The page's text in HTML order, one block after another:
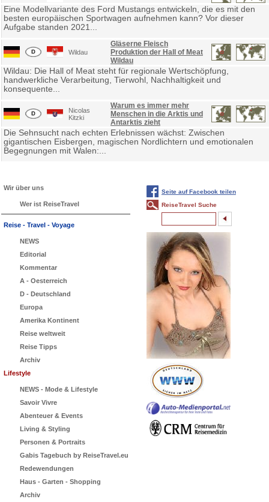
Eine Modellvariante des Ford Mustangs entwickeln, die es mit den
besten europäischen Sportwagen aufnehmen kann? Vor dieser
Aufgabe standen 2021...
Wildau
Gläserne Fleisch
Produktion der Hall of Meat
Wildau
Wildau: Die Hall of Meat steht für regionale Wertschöpfung,
handwerkliche Verarbeitung, Tierwohl, Nachhaltigkeit und
konsequente...
Nicolas
Kitzki
Warum es immer mehr
Menschen in die Arktis und
Antarktis zieht
Die Sehnsucht nach echten Erlebnissen wächst: Zwischen
gigantischen Eisbergen, magischen Nordlichtern und emotionalen
Begegnungen mit Walen:...
Wir über uns
Wer ist ReiseTravel
Reise - Travel - Voyage
NEWS
Editorial
Kommentar
A - Oesterreich
D - Deutschland
Europa
Amerika Kontinent
Reise weltweit
Reise Tipps
Archiv
Lifestyle
NEWS - Mode & Lifestyle
Savoir Vivre
Abenteuer & Events
Living & Styling
Personen & Portraits
Gabis Tagebuch by ReiseTravel.eu
Redewendungen
Haus - Garten - Shopping
Archiv
Seite auf Facebook teilen
ReiseTravel Suche